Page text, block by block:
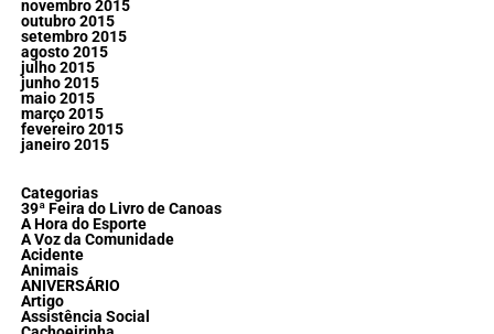
novembro 2015
outubro 2015
setembro 2015
agosto 2015
julho 2015
junho 2015
maio 2015
março 2015
fevereiro 2015
janeiro 2015
Categorias
39ª Feira do Livro de Canoas
A Hora do Esporte
A Voz da Comunidade
Acidente
Animais
ANIVERSÁRIO
Artigo
Assistência Social